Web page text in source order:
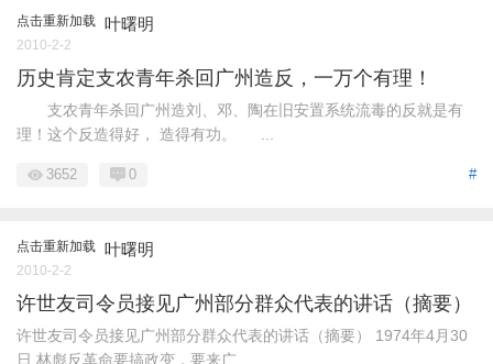
点击重新加载 叶曙明
2010-2-2
历史肯定支农青年杀回广州造反，一万个有理！
支农青年杀回广州造刘、邓、陶在旧安置系统流毒的反就是有
理！这个反造得好， 造得有功。 ...
#
3652 0
点击重新加载 叶曙明
2010-2-2
许世友司令员接见广州部分群众代表的讲话（摘要）
许世友司令员接见广州部分群众代表的讲话（摘要） 1974年4月30
日 林彪反革命要搞政变，要来广 ...